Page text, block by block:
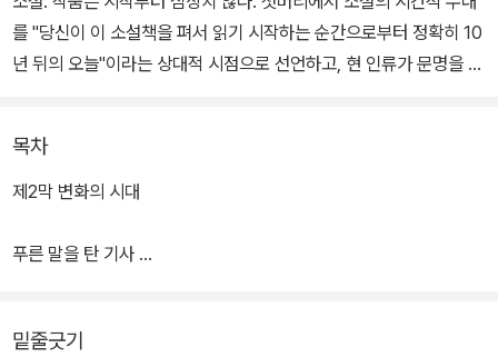
를 "당신이 이 소설책을 펴서 읽기 시작하는 순간으로부터 정확히 10
년 뒤의 오늘"이라는 상대적 시점으로 선언하고, 현 인류가 문명을 이
첫 번째 인류는 키가 17미터에 달하는 초거인들이었으며, 고도의 문
명을 이룩했던 그들이 오늘의 우리, 현재의 인류를 창조했다는 것. 남
명한 고생물학자 샤를 웰즈의 탐사대가 남극의 만년빙 아래에서 8천
로 파묻히고 만다.
목차
제2막 변화의 시대
푸른 말을 탄 기사
밑줄긋기